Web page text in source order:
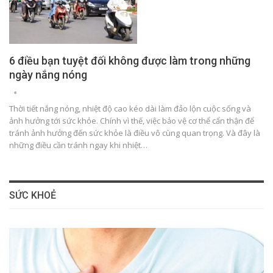
6 điều bạn tuyệt đối không được làm trong những
ngày nắng nóng
Thời tiết nắng nóng, nhiệt độ cao kéo dài làm đảo lộn cuộc sống và
ảnh hưởng tới sức khỏe. Chính vì thế, việc bảo vệ cơ thể cẩn thận để
tránh ảnh hưởng đến sức khỏe là điều vô cùng quan trọng. Và đây là
những điều cần tránh ngay khi nhiệt…
SỨC KHOẺ